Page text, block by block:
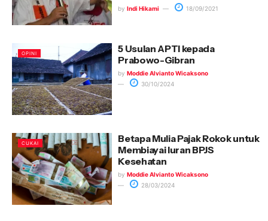
by Indi Hikami 18/09/2021
OPINI
5 Usulan APTI kepada
Prabowo-Gibran
by Moddie Alvianto Wicaksono
30/10/2024
CUKAI
Betapa Mulia Pajak Rokok untuk
Membiayai Iuran BPJS
Kesehatan
by Moddie Alvianto Wicaksono
28/03/2024